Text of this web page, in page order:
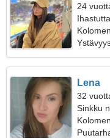
24
Lena
32
Sinkku